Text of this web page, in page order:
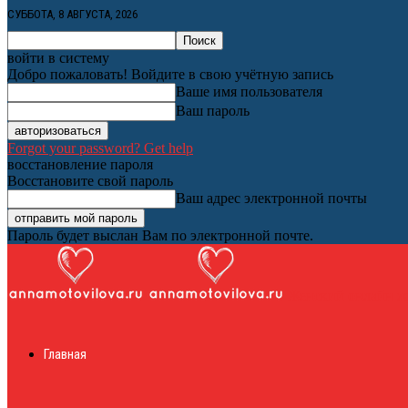
СУББОТА, 8 АВГУСТА, 2026
войти в систему
Добро пожаловать! Войдите в свою учётную запись
Ваше имя пользователя
Ваш пароль
Forgot your password? Get help
восстановление пароля
Восстановите свой пароль
Ваш адрес электронной почты
Пароль будет выслан Вам по электронной почте.
Главная